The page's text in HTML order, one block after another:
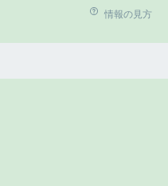
情報の見方